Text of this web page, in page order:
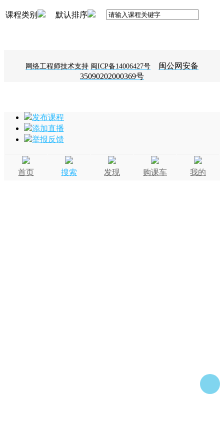
课程类别 默认排序
网络工程师技术支持 闽ICP备14006427号
闽公网安备
35090202000369号
发布课程
添加直播
举报反馈
首页 搜索 发现 购课车 我的